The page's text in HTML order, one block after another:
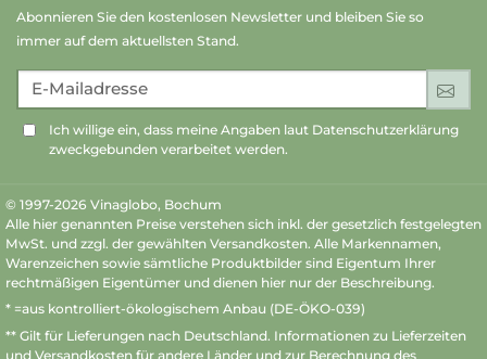
Abonnieren Sie den kostenlosen Newsletter und bleiben Sie so
immer auf dem aktuellsten Stand.
E-Mailadresse
Ich willige ein, dass meine Angaben laut Datenschutzerklärung
zweckgebunden verarbeitet werden.
© 1997-2026 Vinaglobo, Bochum
Alle hier genannten Preise verstehen sich inkl. der gesetzlich festgelegten
MwSt. und zzgl. der gewählten Versandkosten. Alle Markennamen,
Warenzeichen sowie sämtliche Produktbilder sind Eigentum Ihrer
rechtmäßigen Eigentümer und dienen hier nur der Beschreibung.
* =aus kontrolliert-ökologischem Anbau (DE-ÖKO-039)
** Gilt für Lieferungen nach Deutschland. Informationen zu Lieferzeiten
und Versandkosten für andere Länder und zur Berechnung des